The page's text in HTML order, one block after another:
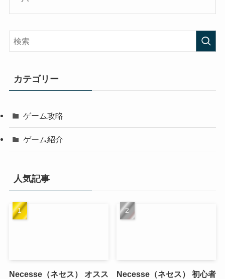
カテゴリー
ゲーム攻略
ゲーム紹介
人気記事
Necesse（ネセス） オスス
Necesse（ネセス） 初心者